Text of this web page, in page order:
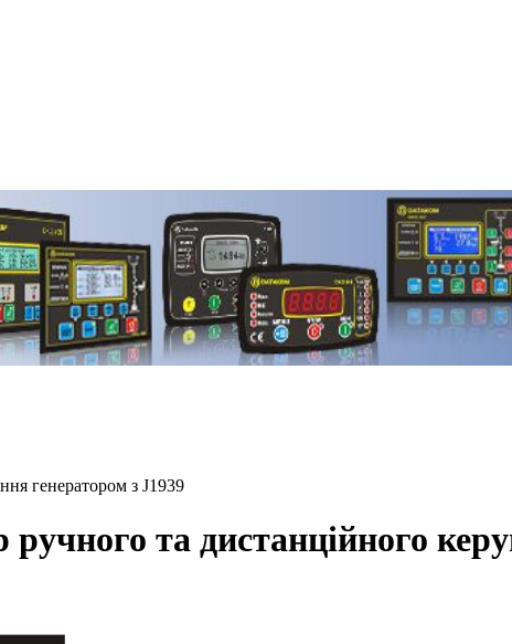
генератором з J1939
та дистанційного